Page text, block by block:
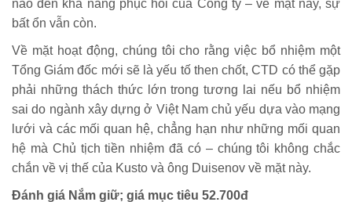
nào đến khả năng phục hồi của Công ty – về mặt này, sự
bất ổn vẫn còn.
Về mặt hoạt động, chúng tôi cho rằng việc bổ nhiệm một
Tổng Giám đốc mới sẽ là yếu tố then chốt, CTD có thể gặp
phải những thách thức lớn trong tương lai nếu bổ nhiệm
sai do ngành xây dựng ở Việt Nam chủ yếu dựa vào mạng
lưới và các mối quan hệ, chẳng hạn như những mối quan
hệ mà Chủ tịch tiền nhiệm đã có – chúng tôi không chắc
chắn về vị thế của Kusto và ông Duisenov về mặt này.
Đánh giá Nắm giữ; giá mục tiêu 52.700đ